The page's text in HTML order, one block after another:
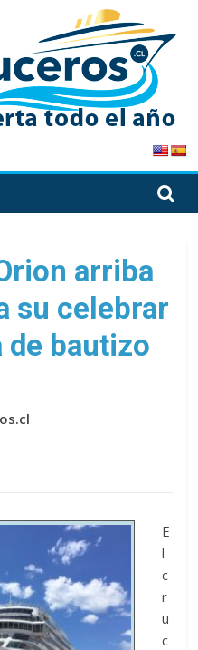
arriba
su celebrar
bautizo
E
l
c
r
u
c